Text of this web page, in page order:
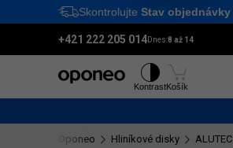
Ctrl
Skontrolujte Stav objednávky
+421 222 205 014Dnes:8 až 14
KontrastKošík
Oponeo Hliníkové disky ALUTEC